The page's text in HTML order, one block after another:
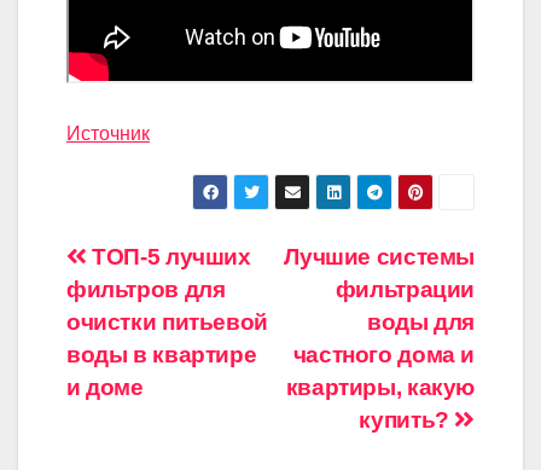
Источник
Навигация
по
записям
Лучшие системы
фильтрации
воды для
частного дома и
квартиры, какую
купить?
ТОП-5 лучших
фильтров для
очистки питьевой
воды в квартире
и доме